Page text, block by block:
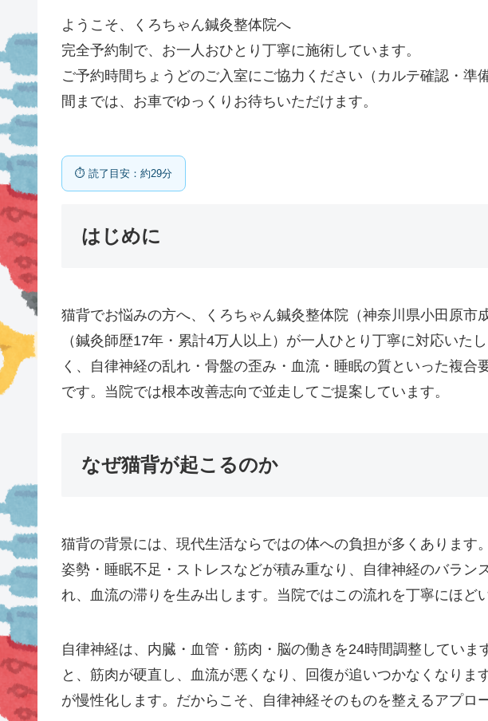
ようこそ、くろちゃん鍼灸整体院へ
完全予約制で、お一人おひとり丁寧に施術しています。
ご予約時間ちょうどのご入室にご協力ください（カルテ確認・準
間までは、お車でゆっくりお待ちいただけます。
⏱ 読了目安：約29分
はじめに
猫背でお悩みの方へ、くろちゃん鍼灸整体院（神奈川県小田原市
（鍼灸師歴17年・累計4万人以上）が一人ひとり丁寧に対応いた
く、自律神経の乱れ・骨盤の歪み・血流・睡眠の質といった複合
です。当院では根本改善志向で並走してご提案しています。
なぜ猫背が起こるのか
猫背の背景には、現代生活ならではの体への負担が多くあります
姿勢・睡眠不足・ストレスなどが積み重なり、自律神経のバラン
れ、血流の滞りを生み出します。当院ではこの流れを丁寧にほど
自律神経は、内臓・血管・筋肉・脳の働きを24時間調整していま
と、筋肉が硬直し、血流が悪くなり、回復が追いつかなくなりま
が慢性化します。だからこそ、自律神経そのものを整えるアプロ